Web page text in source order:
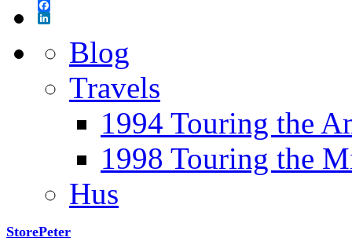
Facebook
Blog
Travels
1994 Touring the
1998 Touring the
Hus
StorePeter